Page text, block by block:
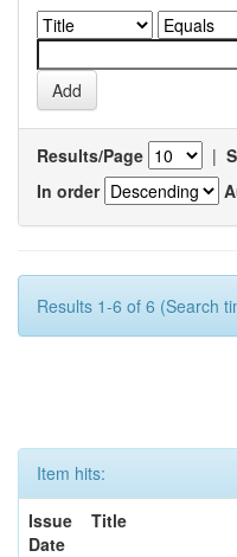
Results/Page |
In order
Results 1-6 of 6 (Search
Item hits:
Issue
Date
Title